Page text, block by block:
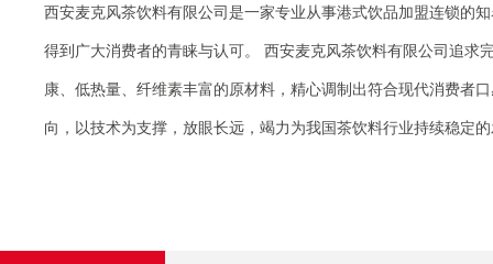
西安麦克风茶饮料有限公司是一家专业从事港式饮品加盟连锁的
得到广大消费者的青睐与认可。 西安麦克风茶饮料有限公司追
康、低热量、纤维素丰富的原材料，精心调制出符合现代消费者
向，以技术为支撑，放眼长远，竭力为我国茶饮料行业持续稳定